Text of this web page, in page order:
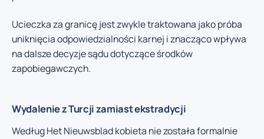
Ucieczka za granicę jest zwykle traktowana jako próba
uniknięcia odpowiedzialności karnej i znacząco wpływa
na dalsze decyzje sądu dotyczące środków
zapobiegawczych.
Wydalenie z Turcji zamiast ekstradycji
Według Het Nieuwsblad kobieta nie została formalnie